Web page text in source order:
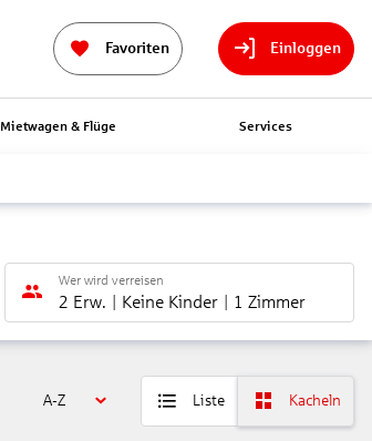
Favoriten Einloggen
Mietwagen & Flüge Services
Wer wird verreisen
2 Erw. Keine Kinder 1 Zimmer
A-Z Liste Kacheln